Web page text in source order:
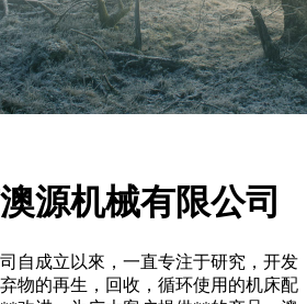
源机械有限公司
自成立以來，一直专注于研究，开发
物的再生，回收，循环使用的机床配